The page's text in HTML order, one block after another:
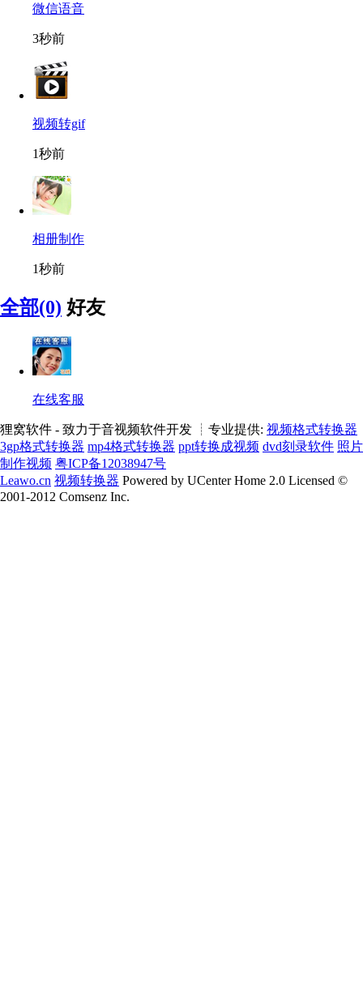
微信语音
3秒前
视频转gif
1秒前
相册制作
1秒前
全部(0) 好友
在线客服
狸窝软件 - 致力于音视频软件开发 ┊专业提供: 视频格式转换器
3gp格式转换器 mp4格式转换器 ppt转换成视频 dvd刻录软件 照片
制作视频 粤ICP备12038947号
Leawo.cn 视频转换器 Powered by UCenter Home 2.0 Licensed ©
2001-2012 Comsenz Inc.